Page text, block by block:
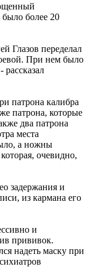
более 20
Глазов переделал
При нем было
патрона калибра
патрона, которые
два патрона
места
а ножны
очевидно,
задержания и
из кармана его
и
прививок.
надеть маску при